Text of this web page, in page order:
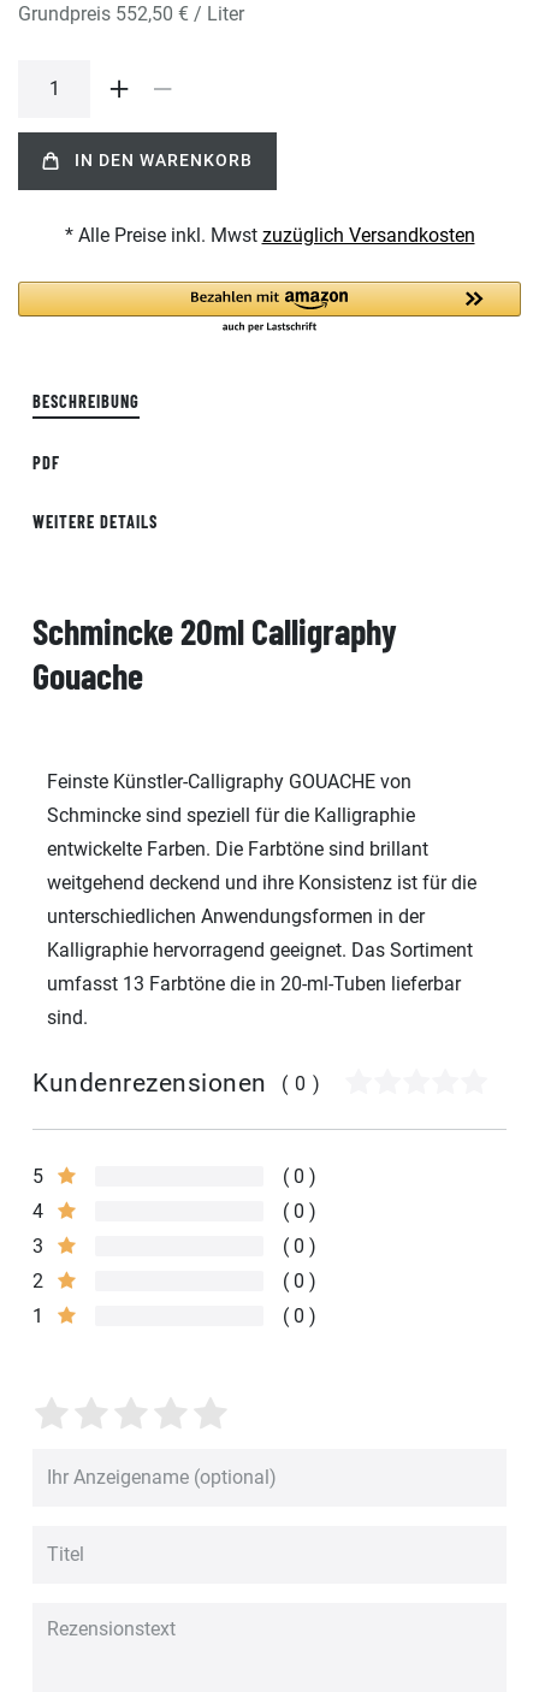
Grundpreis 552,50 € / Liter
IN DEN WARENKORB
* Alle Preise inkl. Mwst zuzüglich Versandkosten
BESCHREIBUNG
PDF
WEITERE DETAILS
Schmincke 20ml Calligraphy
Gouache
Feinste Künstler-Calligraphy GOUACHE von
Schmincke sind speziell für die Kalligraphie
entwickelte Farben. Die Farbtöne sind brillant
weitgehend deckend und ihre Konsistenz ist für die
unterschiedlichen Anwendungsformen in der
Kalligraphie hervorragend geeignet. Das Sortiment
umfasst 13 Farbtöne die in 20-ml-Tuben lieferbar
sind.
Kundenrezensionen (0)
5
0
4
0
3
0
2
0
1
0